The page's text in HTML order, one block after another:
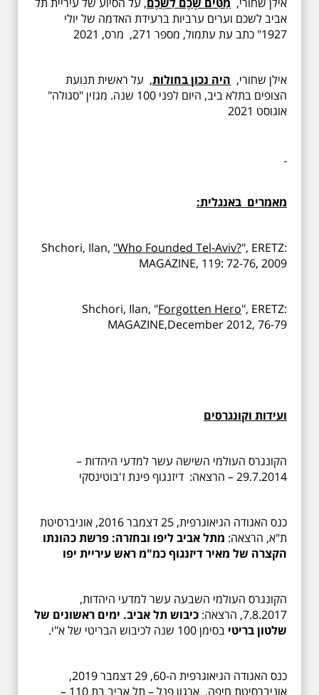
אביב לשכם וערים ערביות ברעידת האדמה של יולי
1927" כתב עת עתמול, מספר 271, מרס, 2021
אילן שחורי, היה נכון בחולות, על ראשית תנועת
הצופים בתלא ביב, היום לפני 100 שנה. מגזין "סגולה"
אוגוסט 2021
מאמרים באנגלית:
Shchori, Ilan, "Who Founded Tel-Aviv?", ERETZ:
MAGAZINE, 119: 72-76, 2009
Shchori, Ilan, "Forgotten Hero", ERETZ:
MAGAZINE,December 2012, 76-79
ועידות וקונגרסים
הקונגרס העולמי השישה עשר למדעי היהדות –
29.7.2014 – הרצאה: דיזנגוף פינת ז'בוטינסקי
כנס האגודה הגיאוגרפית, 25 דצמבר 2016, אוניברסיטת
ת"א, הרצאה: מתל אביב ליפו ובחזרה: פרשת כהונתו
הקצרה של מאיר דיזנגוף כמ"מ ראש עיריית יפו
הקונגרס העולמי השבעה עשר למדעי היהדות,
7.8.2017, הרצאה:
כיבוש תל אביב. ימים ראשונים של
שלטון בריטי בסימן 100 שנה לכיבוש הבריטי של א"י.
כנס האגודה הגיאוגרפית ה-60, 29 דצמבר 2019,
אוניברסיטת חיפה, ארגון פנל – תל אביב בת 110 –